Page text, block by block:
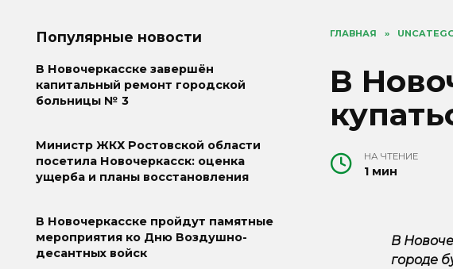
ГЛАВНАЯ »
В
НА ЧТЕНИЕ
1 мин
В
городе
Популярные новости
В Новочеркасске завершён
капитальный ремонт городской
больницы № 3
Министр ЖКХ Ростовской области
посетила Новочеркасск: оценка
ущерба и планы восстановления
В Новочеркасске пройдут памятные
мероприятия ко Дню Воздушно-
десантных войск